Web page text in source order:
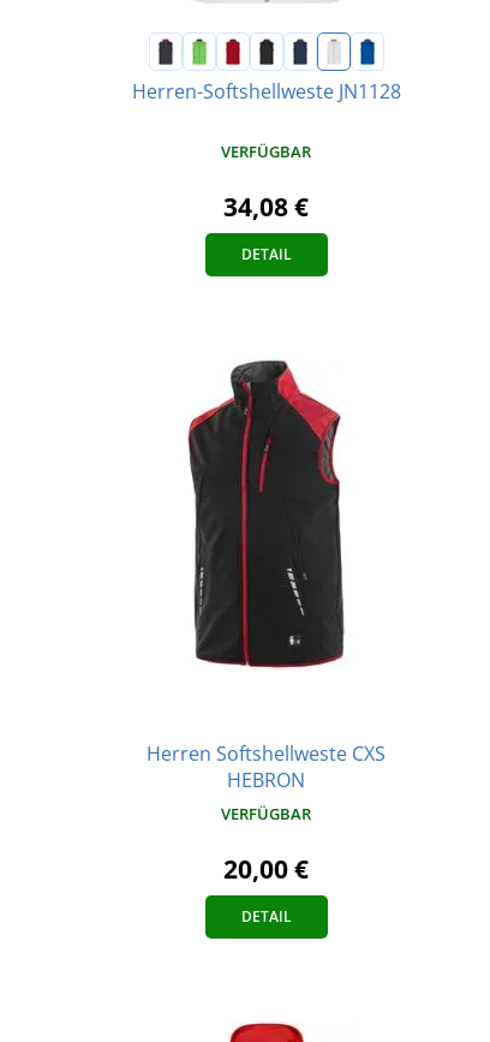
Herren-Softshellweste JN1128
VERFÜGBAR
34,08 €
DETAIL
Herren Softshellweste CXS
HEBRON
VERFÜGBAR
20,00 €
DETAIL